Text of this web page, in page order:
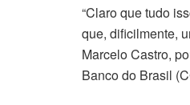
“Claro que tudo
que, dificilmente,
Marcelo Castro,
Banco do Brasil